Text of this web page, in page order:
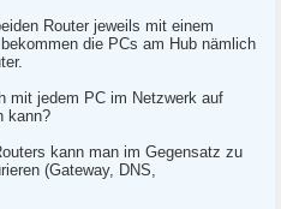
Router jeweils mit einem
die PCs am Hub nämlich
mit jedem PC im Netzwerk auf
kann?
kann man im Gegensatz zu
(Gateway, DNS,